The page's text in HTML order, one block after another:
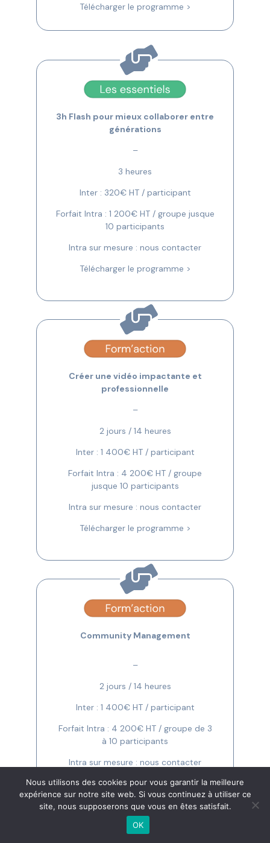
Télécharger le programme >
3h Flash pour mieux collaborer entre
générations
–
3 heures
Inter : 320€ HT / participant
Forfait Intra : 1 200€ HT / groupe jusque
10 participants
Intra sur mesure : nous contacter
Télécharger le programme >
Créer une vidéo impactante et
professionnelle
–
2 jours / 14 heures
Inter : 1 400€ HT / participant
Forfait Intra : 4 200€ HT / groupe
jusque 10 participants
Intra sur mesure : nous contacter
Télécharger le programme >
Community Management
–
2 jours / 14 heures
Inter : 1 400€ HT / participant
Forfait Intra : 4 200€ HT / groupe de 3
à 10 participants
Intra sur mesure : nous contacter
Télécharger le programme >
Nous utilisons des cookies pour vous garantir la meilleure
expérience sur notre site web. Si vous continuez à utiliser ce
site, nous supposerons que vous en êtes satisfait.
OK